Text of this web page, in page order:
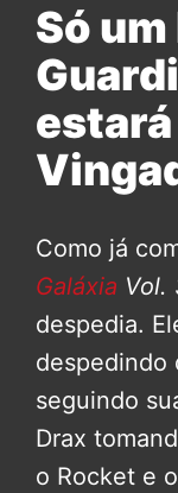
Só
Como já
Galáxia Vol.
despedia.
despedindo
seguindo
Drax
o Rocket e